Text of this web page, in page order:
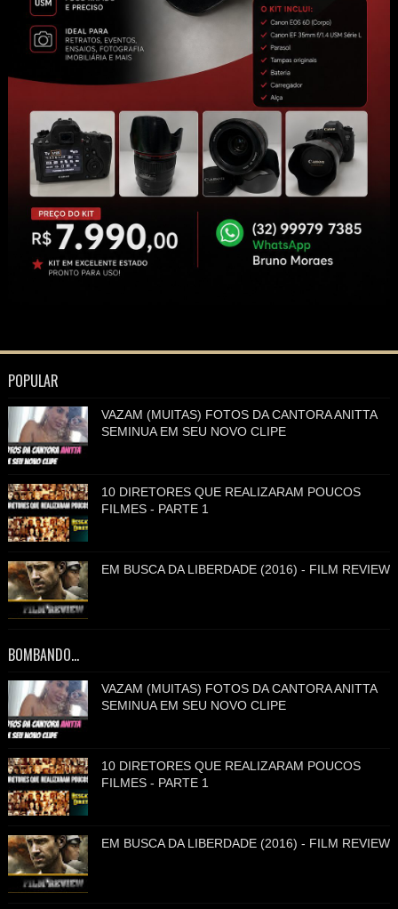
POPULAR
VAZAM (MUITAS) FOTOS DA CANTORA ANITTA
SEMINUA EM SEU NOVO CLIPE
10 DIRETORES QUE REALIZARAM POUCOS
FILMES - PARTE 1
EM BUSCA DA LIBERDADE (2016) - FILM REVIEW
BOMBANDO...
VAZAM (MUITAS) FOTOS DA CANTORA ANITTA
SEMINUA EM SEU NOVO CLIPE
10 DIRETORES QUE REALIZARAM POUCOS
FILMES - PARTE 1
EM BUSCA DA LIBERDADE (2016) - FILM REVIEW